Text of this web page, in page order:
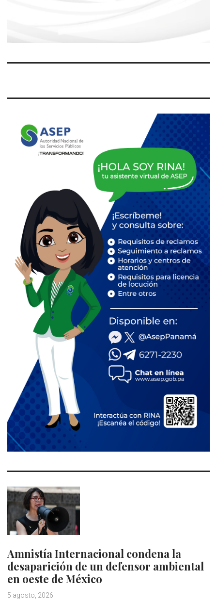
Amnistía Internacional condena la
desaparición de un defensor ambiental
en oeste de México
5 agosto, 2026